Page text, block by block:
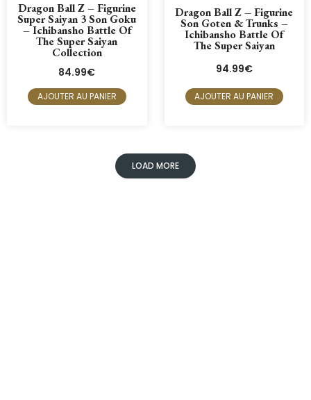
Dragon Ball Z – Figurine
Super Saiyan 3 Son Goku
– Ichibansho Battle Of
The Super Saiyan
Collection
84.99€
AJOUTER AU PANIER
Dragon Ball Z – Figurine
Son Goten & Trunks –
Ichibansho Battle Of
The Super Saiyan
94.99€
AJOUTER AU PANIER
LOAD MORE